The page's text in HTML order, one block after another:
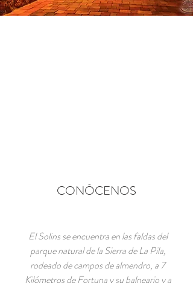
CONÓCENOS
El Solins se encuentra en las faldas del
parque natural de la Sierra de La Pila,
rodeado de campos de almendro, a 7
Kilómetros de Fortuna y su balneario y a